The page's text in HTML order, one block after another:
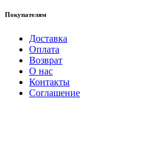
Покупателям
Доставка
Оплата
Возврат
О нас
Контакты
Соглашение